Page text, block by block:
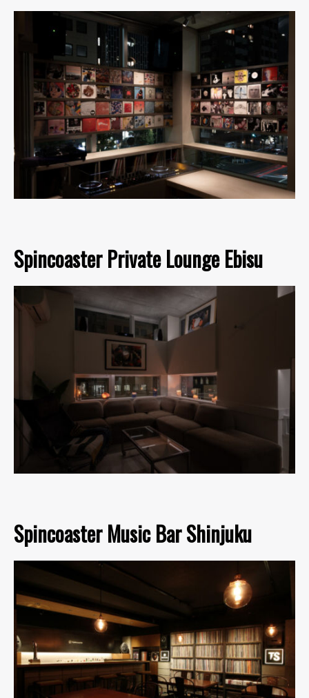
Spincoaster Private Lounge Ebisu
Spincoaster Music Bar Shinjuku